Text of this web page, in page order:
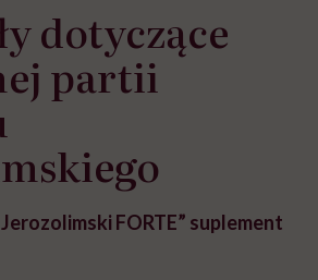
dotyczące
partii
FORTE” suplement